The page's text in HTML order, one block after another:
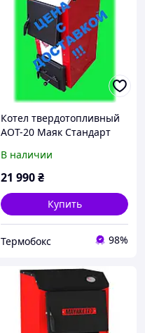
Котел твердотопливный
АОТ-20 Маяк Стандарт
В наличии
21 990₴
Купить
Термобокс 98%